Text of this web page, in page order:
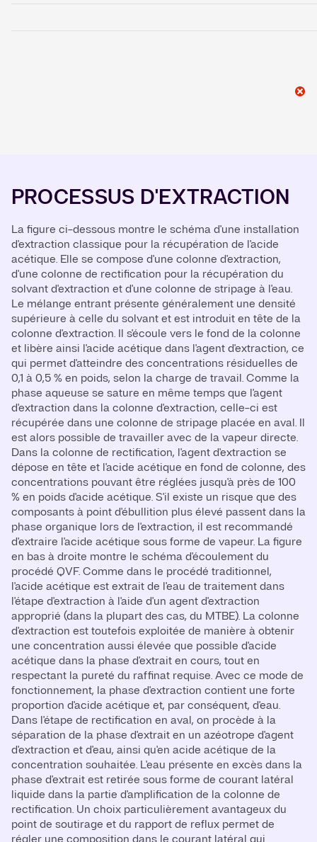
PROCESSUS D'EXTRACTION
La figure ci-dessous montre le schéma d'une installation
d'extraction classique pour la récupération de l'acide
acétique. Elle se compose d'une colonne d'extraction,
d'une colonne de rectification pour la récupération du
solvant d'extraction et d'une colonne de stripage à l'eau.
Le mélange entrant présente généralement une densité
supérieure à celle du solvant et est introduit en tête de la
colonne d'extraction. Il s'écoule vers le fond de la colonne
et libère ainsi l'acide acétique dans l'agent d'extraction, ce
qui permet d'atteindre des concentrations résiduelles de
0,1 à 0,5 % en poids, selon la charge de travail. Comme la
phase aqueuse se sature en même temps que l'agent
d'extraction dans la colonne d'extraction, celle-ci est
récupérée dans une colonne de stripage placée en aval. Il
est alors possible de travailler avec de la vapeur directe.
Dans la colonne de rectification, l'agent d'extraction se
dépose en tête et l'acide acétique en fond de colonne, des
concentrations pouvant être réglées jusqu'à près de 100
% en poids d'acide acétique. S'il existe un risque que des
composants à point d'ébullition plus élevé passent dans la
phase organique lors de l'extraction, il est recommandé
d'extraire l'acide acétique sous forme de vapeur. La figure
en bas à droite montre le schéma d'écoulement du
procédé QVF. Comme dans le procédé traditionnel,
l'acide acétique est extrait de l'eau de traitement dans
l'étape d'extraction à l'aide d'un agent d'extraction
approprié (dans la plupart des cas, du MTBE). La colonne
d'extraction est toutefois exploitée de manière à obtenir
une concentration aussi élevée que possible d'acide
acétique dans la phase d'extrait en cours, tout en
respectant la pureté du raffinat requise. Avec ce mode de
fonctionnement, la phase d'extraction contient une forte
proportion d'acide acétique et, par conséquent, d'eau.
Dans l'étape de rectification en aval, on procède à la
séparation de la phase d'extrait en un azéotrope d'agent
d'extraction et d'eau, ainsi qu'en acide acétique de la
concentration souhaitée. L'eau présente en excès dans la
phase d'extrait est retirée sous forme de courant latéral
liquide dans la partie d'amplification de la colonne de
rectification. Un choix particulièrement avantageux du
point de soutirage et du rapport de reflux permet de
régler une composition dans le courant latéral qui